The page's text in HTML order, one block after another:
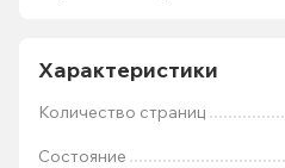
Характеристики
Количество страниц
Состояние